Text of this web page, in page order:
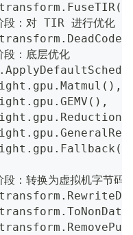
：对 TIR 进行优化
：底层优化
转换为虚拟机字节码